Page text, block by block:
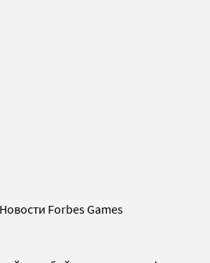
Новости Forbes Games